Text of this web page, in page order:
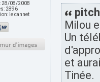
28/08/2008
2896
le cannet
Milou
Un
et
Tinée.